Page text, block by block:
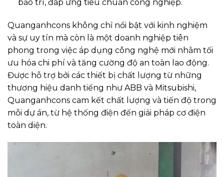
bảo trì, đáp ứng tiêu chuẩn công nghiệp.
Quanganhcons không chỉ nổi bật với kinh nghiệm
và sự uy tín mà còn là một doanh nghiệp tiên
phong trong việc áp dụng công nghệ mới nhằm tối
ưu hóa chi phí và tăng cường độ an toàn lao động.
Được hỗ trợ bởi các thiết bị chất lượng từ những
thương hiệu danh tiếng như ABB và Mitsubishi,
Quanganhcons cam kết chất lượng và tiến độ trong
mỗi dự án, từ hệ thống điện đến giải pháp cơ điện
toàn diện.